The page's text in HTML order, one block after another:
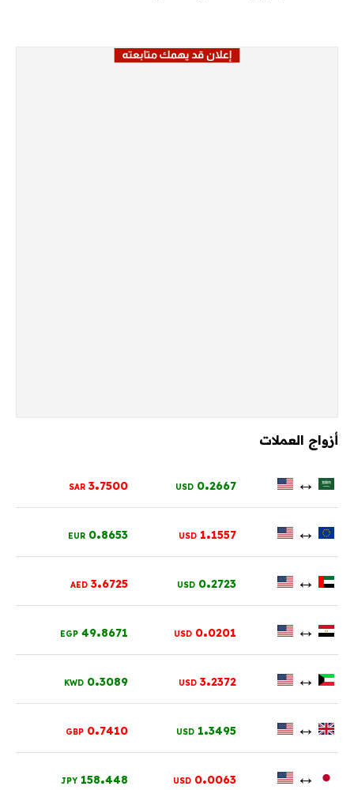
أزواج العملات
↔
0.2667
USD
3.7500
SAR
↔
1.1557
USD
0.8653
EUR
↔
0.2723
USD
3.6725
AED
↔
0.0201
USD
49.8671
EGP
↔
3.2372
USD
0.3089
KWD
↔
1.3495
USD
0.7410
GBP
↔
0.0063
USD
158.448
JPY